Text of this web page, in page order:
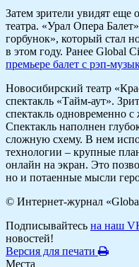
Затем зрители увидят еще
театра. «Урал Опера
горбунок», который стал
в этом году. Ранее Global
премьере балет с рэп-
Новосибирский театр
спектакль «Тайм-аут».
спектакль одновременно
Спектакль наполнен
сложную схему. В нем
технологии – крупные
онлайн на экран. Это
но и потаенные мысли
© Интернет-журнал
Подписывайтесь на наш
новостей!
Версия для печати
Места